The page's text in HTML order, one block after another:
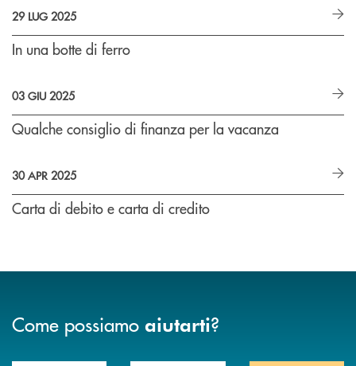
29 LUG 2025
In una botte di ferro
03 GIU 2025
Qualche consiglio di finanza per la vacanza
30 APR 2025
Carta di debito e carta di credito
Come possiamo aiutarti?